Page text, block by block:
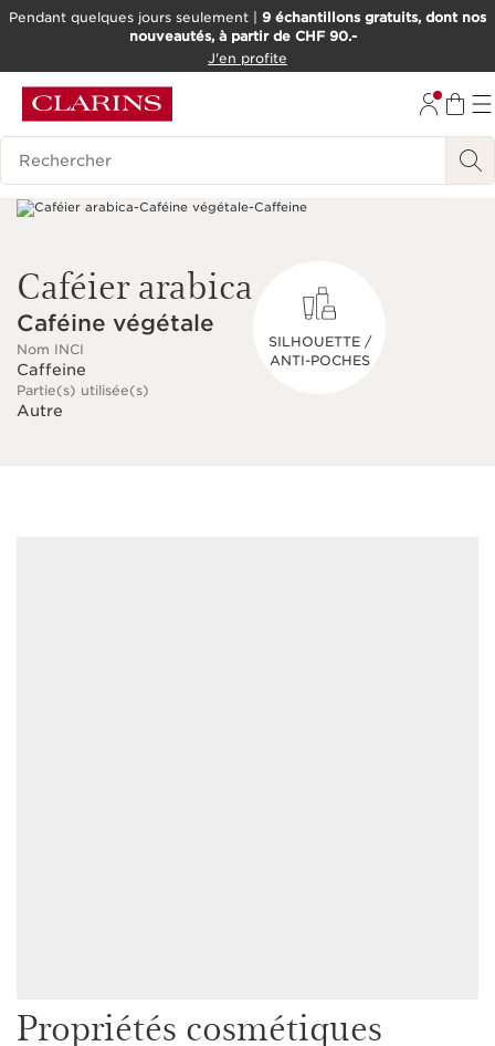
ALLER AU CONTENU
OUTIL D'ACCESSIBILITÉ
Pendant quelques jours seulement | 9 échantillons gratuits, dont nos
nouveautés, à partir de CHF 90.-
J'en profite
Historique des recherches
Caféier arabica
Caféine végétale
Nom INCI
Caffeine
Partie(s) utilisée(s)
Autre
SILHOUETTE /
ANTI-POCHES
Propriétés cosmétiques